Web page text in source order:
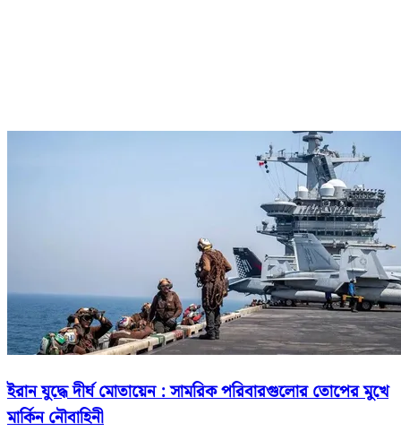
ইরান যুদ্ধে দীর্ঘ মোতায়েন : সামরিক পরিবারগুলোর তোপের মুখে
মার্কিন নৌবাহিনী